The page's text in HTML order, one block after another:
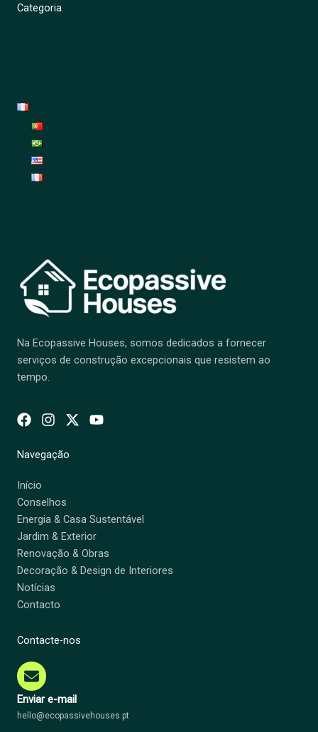
Categoria
Na Ecopassive Houses, somos dedicados a fornecer
serviços de construção excepcionais que resistem ao
tempo.
Navegação
Início
Conselhos
Energia & Casa Sustentável
Jardim & Exterior
Renovação & Obras
Decoração & Design de Interiores
Notícias
Contacto
Contacte-nos
Enviar e-mail
hello@ecopassivehouses.pt